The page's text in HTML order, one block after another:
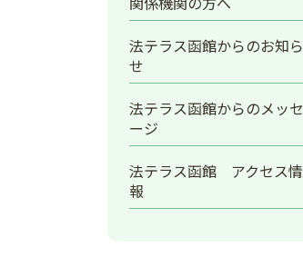
法テラス函館からのお知ら
せ
法テラス函館からのメッセ
ージ
法テラス函館 アクセス情
報